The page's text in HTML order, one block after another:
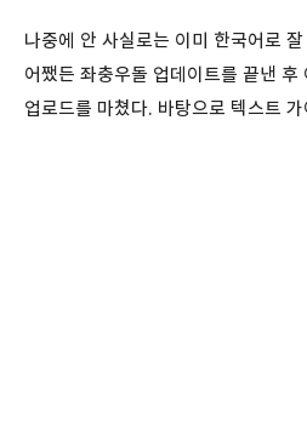
나중에 안 사실로는 이미 한국어로
어쨌든 좌충우돌 업데이트를 끝낸 후
업로드를 마쳤다. 바탕으로 텍스트